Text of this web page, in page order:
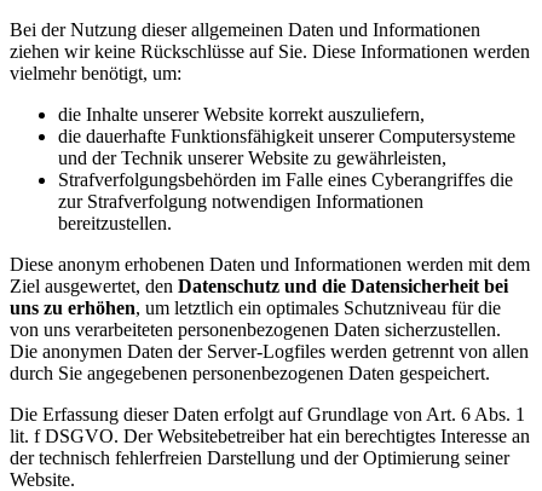
Bei der Nutzung dieser allgemeinen Daten und Informationen
ziehen wir keine Rückschlüsse auf Sie. Diese Informationen werden
vielmehr benötigt, um:
die Inhalte unserer Website korrekt auszuliefern,
die dauerhafte Funktionsfähigkeit unserer Computersysteme
und der Technik unserer Website zu gewährleisten,
Strafverfolgungsbehörden im Falle eines Cyberangriffes die
zur Strafverfolgung notwendigen Informationen
bereitzustellen.
Diese anonym erhobenen Daten und Informationen werden mit dem
Ziel ausgewertet, den Datenschutz und die Datensicherheit bei
uns zu erhöhen, um letztlich ein optimales Schutzniveau für die
von uns verarbeiteten personenbezogenen Daten sicherzustellen.
Die anonymen Daten der Server-Logfiles werden getrennt von allen
durch Sie angegebenen personenbezogenen Daten gespeichert.
Die Erfassung dieser Daten erfolgt auf Grundlage von Art. 6 Abs. 1
lit. f DSGVO. Der Websitebetreiber hat ein berechtigtes Interesse an
der technisch fehlerfreien Darstellung und der Optimierung seiner
Website.